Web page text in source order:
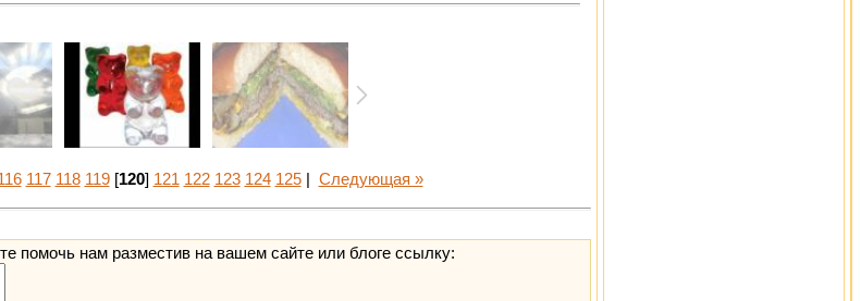
117 118 119[120] 121 122 123 124 125| Следующая »
помочь нам разместив на вашем сайте или блоге ссылку: